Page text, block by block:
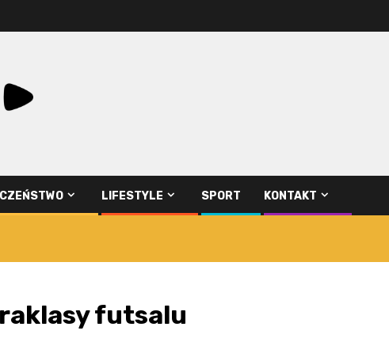
LIFESTYLE SPORT KONTAKT
futsalu